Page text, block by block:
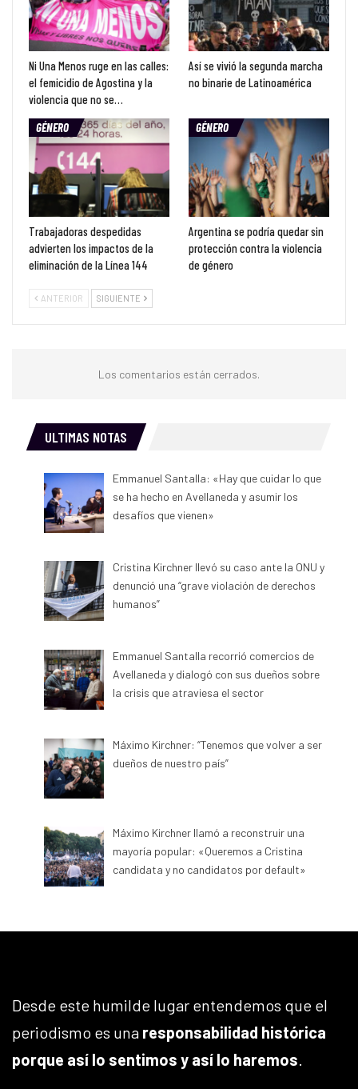
Ni Una Menos ruge en las calles:
el femicidio de Agostina y la
violencia que no se…
Así se vivió la segunda marcha
no binarie de Latinoamérica
GÉNERO
Trabajadoras despedidas
advierten los impactos de la
eliminación de la Línea 144
GÉNERO
Argentina se podría quedar sin
protección contra la violencia
de género
ANTERIOR SIGUIENTE
Los comentarios están cerrados.
ULTIMAS NOTAS
Emmanuel Santalla: «Hay que cuidar lo que
se ha hecho en Avellaneda y asumir los
desafíos que vienen»
Cristina Kirchner llevó su caso ante la ONU y
denunció una “grave violación de derechos
humanos”
Emmanuel Santalla recorrió comercios de
Avellaneda y dialogó con sus dueños sobre
la crisis que atraviesa el sector
Máximo Kirchner: “Tenemos que volver a ser
dueños de nuestro país”
Máximo Kirchner llamó a reconstruir una
mayoría popular: «Queremos a Cristina
candidata y no candidatos por default»
Desde este humilde lugar entendemos que el
periodismo es una responsabilidad histórica
porque así lo sentimos y así lo haremos.